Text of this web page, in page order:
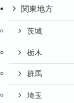
関東地方
茨城
栃木
群馬
埼玉